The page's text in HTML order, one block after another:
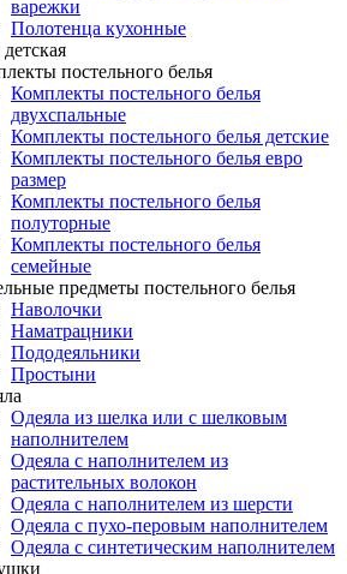
варежки
Полотенца кухонные
постельного белья
Комплекты постельного белья
двухспальные
Комплекты постельного белья детские
Комплекты постельного белья евро
размер
Комплекты постельного белья
полуторные
Комплекты постельного белья
семейные
предметы постельного белья
Наволочки
Наматрацники
Пододеяльники
Простыни
Одеяла из шелка или с шелковым
наполнителем
Одеяла с наполнителем из
растительных волокон
Одеяла с наполнителем из шерсти
Одеяла с пухо-перовым наполнителем
Одеяла с синтетическим наполнителем